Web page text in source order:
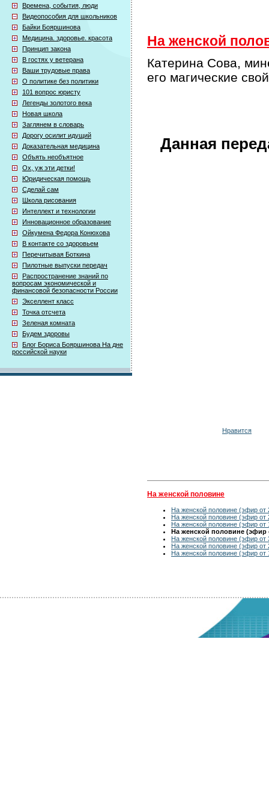
Времена, события, люди
Видеопособия для школьников
Байки Бояршинова
Медицина. здоровье. красота
Принцип закона
В гостях у ветерана
Ваши трудовые права
О политике без политики
101 вопрос юристу
Легенды золотого века
Новая школа
Заглянем в словарь
Дорогу осилит идущий
Доказательная медицина
Объять необъятное
Ох, уж эти детки!
Юридическая помощь
Сделай сам
Школа рисования
Интеллект и технологии
Инновационное образование
Ойкумена Федора Конюхова
В контакте со здоровьем
Перечитывая Боткина
Пилотные выпуски передач
Распространение знаний по
вопросам экономической и
финансовой безопасности России
Экселлент класс
Точка отсчета
Зеленая комната
Будем здоровы
Блог Бориса Бояршинова На дне
российской науки
На женской
Катерина Сова,
его магические
Данная
Нравится
На женской половине
На женской половине (эфир от
На женской половине (эфир от
На женской половине (эфир от
На женской половине (эфир
На женской половине (эфир от
На женской половине (эфир от
На женской половине (эфир от